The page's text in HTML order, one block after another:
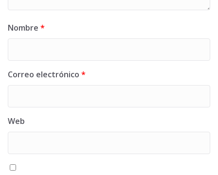
Nombre *
Correo electrónico *
Web